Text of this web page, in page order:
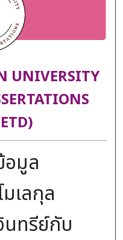
UNIVERSITY
อมูล
เลกุล
นทรีย์กับ